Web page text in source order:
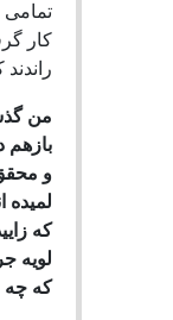
تمامی
کار
من
و
که
لویه
که چه